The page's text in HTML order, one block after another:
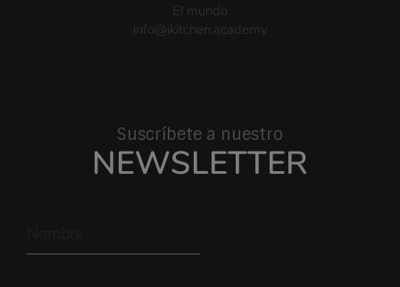
El mundo
info@ikitchen.academy
Suscríbete a nuestro
NEWSLETTER